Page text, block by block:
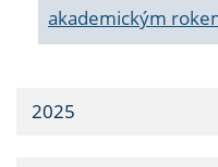
akademickým
2025